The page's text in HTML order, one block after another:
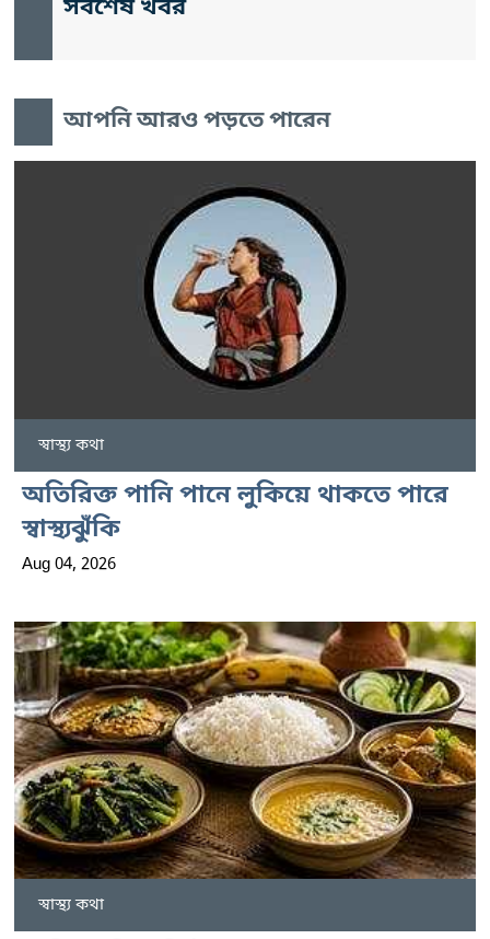
সর্বশেষ খবর
আপনি আরও পড়তে পারেন
স্বাস্থ্য কথা
অতিরিক্ত পানি পানে লুকিয়ে থাকতে পারে
স্বাস্থ্যঝুঁকি
Aug 04, 2026
স্বাস্থ্য কথা